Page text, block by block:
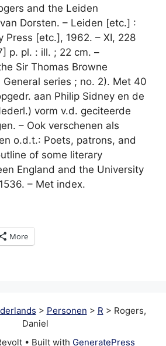
and the Leiden
Dorsten. – Leiden [etc.] :
Press [etc.], 1962. – XI, 228
p. pl. : ill. ; 22 cm. –
Sir Thomas Browne
series ; no. 2). Met 40
aan Philip Sidney en de
vorm v.d. geciteerde
– Ook verschenen als
o.d.t.: Poets, patrons, and
of some literary
England and the University
– Met index.
More
> Personen > R > Rogers,
Daniel
• Built with GeneratePress